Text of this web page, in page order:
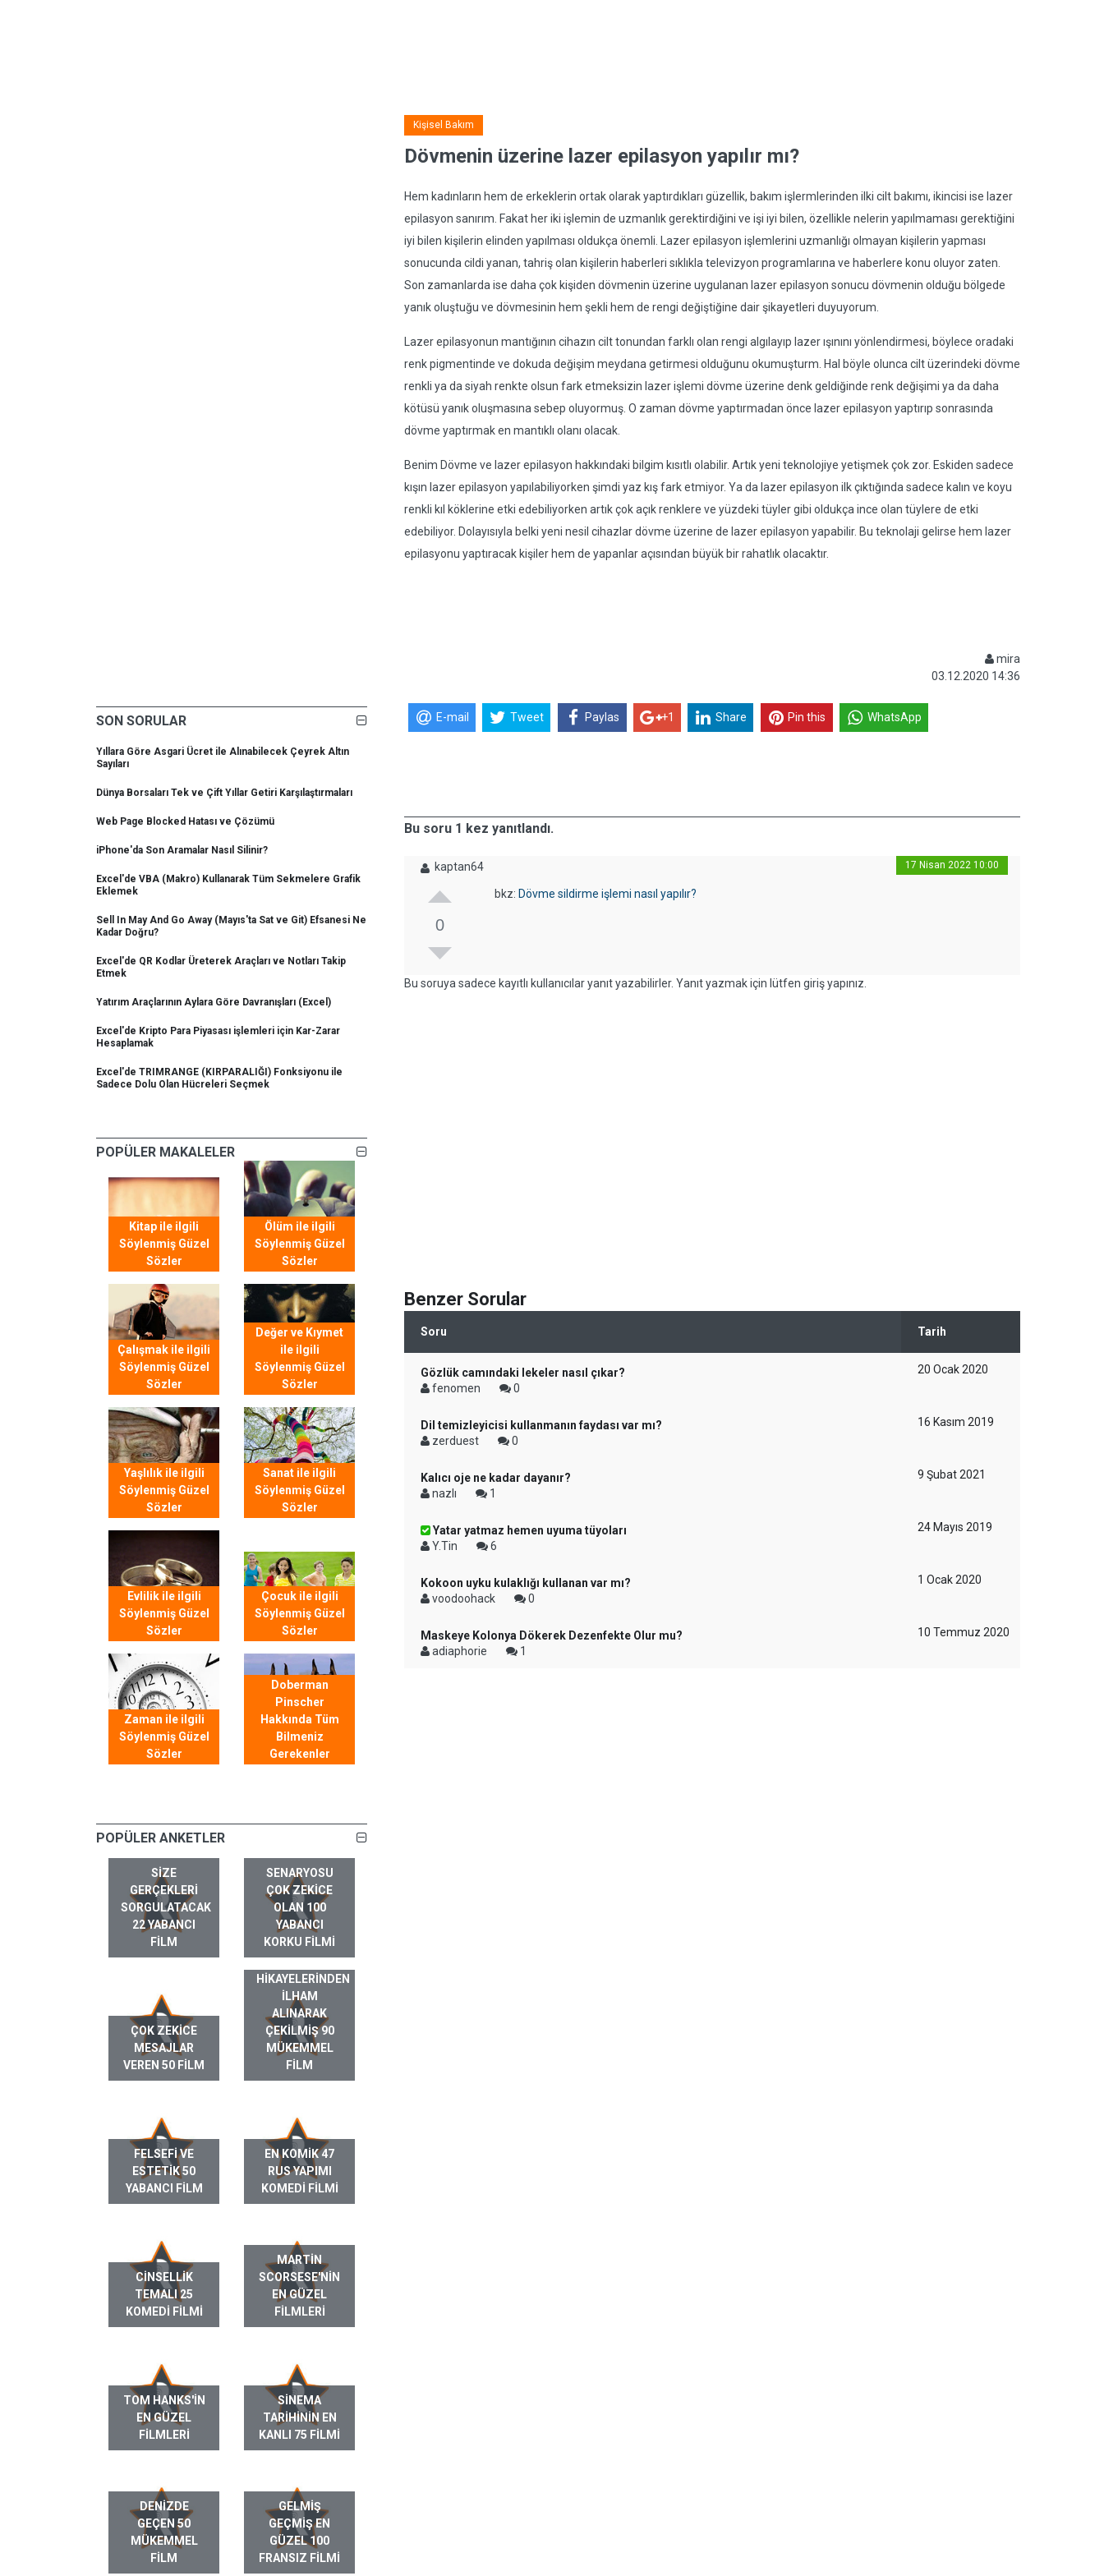
SON SORULAR
Yıllara Göre Asgari Ücret ile Alınabilecek Çeyrek Altın
Sayıları
Dünya Borsaları Tek ve Çift Yıllar Getiri Karşılaştırmaları
Web Page Blocked Hatası ve Çözümü
iPhone'da Son Aramalar Nasıl Silinir?
Excel'de VBA (Makro) Kullanarak Tüm Sekmelere Grafik
Eklemek
Sell In May And Go Away (Mayıs'ta Sat ve Git) Efsanesi Ne
Kadar Doğru?
Excel'de QR Kodlar Üreterek Araçları ve Notları Takip
Etmek
Yatırım Araçlarının Aylara Göre Davranışları (Excel)
Excel'de Kripto Para Piyasası işlemleri için Kar-Zarar
Hesaplamak
Excel'de TRIMRANGE (KIRPARALIĞI) Fonksiyonu ile
Sadece Dolu Olan Hücreleri Seçmek
POPÜLER MAKALELER
Kitap ile ilgili
Söylenmiş Güzel
Sözler
Ölüm ile ilgili
Söylenmiş Güzel
Sözler
Çalışmak ile ilgili
Söylenmiş Güzel
Sözler
Değer ve Kıymet
ile ilgili
Söylenmiş Güzel
Sözler
Yaşlılık ile ilgili
Söylenmiş Güzel
Sözler
Sanat ile ilgili
Söylenmiş Güzel
Sözler
Evlilik ile ilgili
Söylenmiş Güzel
Sözler
Çocuk ile ilgili
Söylenmiş Güzel
Sözler
Zaman ile ilgili
Söylenmiş Güzel
Sözler
Doberman
Pinscher
Hakkında Tüm
Bilmeniz
Gerekenler
POPÜLER ANKETLER
SIZE
GERÇEKLERI
SORGULATACAK
22 YABANCI
FILM
SENARYOSU
ÇOK ZEKICE
OLAN 100
YABANCI
KORKU FILMI
ÇOK ZEKICE
MESAJLAR
VEREN 50 FILM
GERÇEK HAYAT
HIKAYELERINDEN
ILHAM
ALINARAK
ÇEKILMIŞ 90
MÜKEMMEL
FILM
FELSEFI VE
ESTETIK 50
YABANCI FILM
EN KOMIK 47
RUS YAPIMI
KOMEDI FILMI
CINSELLIK
TEMALI 25
KOMEDI FILMI
MARTIN
SCORSESE'NIN
EN GÜZEL
FILMLERI
TOM HANKS'IN
EN GÜZEL
FILMLERI
SINEMA
TARIHININ EN
KANLI 75 FILMI
DENIZDE
GEÇEN 50
MÜKEMMEL
FILM
GELMIŞ
GEÇMIŞ EN
GÜZEL 100
FRANSIZ FILMI
Kişisel Bakım
Dövmenin üzerine lazer epilasyon yapılır mı?
Hem kadınların hem de erkeklerin ortak olarak yaptırdıkları güzellik, bakım işlermlerinden ilki cilt bakımı, ikincisi ise lazer
epilasyon sanırım. Fakat her iki işlemin de uzmanlık gerektirdiğini ve işi iyi bilen, özellikle nelerin yapılmaması gerektiğini
iyi bilen kişilerin elinden yapılması oldukça önemli. Lazer epilasyon işlemlerini uzmanlığı olmayan kişilerin yapması
sonucunda cildi yanan, tahriş olan kişilerin haberleri sıklıkla televizyon programlarına ve haberlere konu oluyor zaten.
Son zamanlarda ise daha çok kişiden dövmenin üzerine uygulanan lazer epilasyon sonucu dövmenin olduğu bölgede
yanık oluştuğu ve dövmesinin hem şekli hem de rengi değiştiğine dair şikayetleri duyuyorum.
Lazer epilasyonun mantığının cihazın cilt tonundan farklı olan rengi algılayıp lazer ışınını yönlendirmesi, böylece oradaki
renk pigmentinde ve dokuda değişim meydana getirmesi olduğunu okumuşturm. Hal böyle olunca cilt üzerindeki dövme
renkli ya da siyah renkte olsun fark etmeksizin lazer işlemi dövme üzerine denk geldiğinde renk değişimi ya da daha
kötüsü yanık oluşmasına sebep oluyormuş. O zaman dövme yaptırmadan önce lazer epilasyon yaptırıp sonrasında
dövme yaptırmak en mantıklı olanı olacak.
Benim Dövme ve lazer epilasyon hakkındaki bilgim kısıtlı olabilir. Artık yeni teknolojiye yetişmek çok zor. Eskiden sadece
kışın lazer epilasyon yapılabiliyorken şimdi yaz kış fark etmiyor. Ya da lazer epilasyon ilk çıktığında sadece kalın ve koyu
renkli kıl köklerine etki edebiliyorken artık çok açık renklere ve yüzdeki tüyler gibi oldukça ince olan tüylere de etki
edebiliyor. Dolayısıyla belki yeni nesil cihazlar dövme üzerine de lazer epilasyon yapabilir. Bu teknolaji gelirse hem lazer
epilasyonu yaptıracak kişiler hem de yapanlar açısından büyük bir rahatlık olacaktır.
mira
03.12.2020 14:36
E-mail Tweet Paylas +1 Share Pin this WhatsApp
Bu soru 1 kez yanıtlandı.
kaptan64 17 Nisan 2022 10:00
0
bkz: Dövme sildirme işlemi nasıl yapılır?
Bu soruya sadece kayıtlı kullanıcılar yanıt yazabilirler. Yanıt yazmak için lütfen giriş yapınız.
Benzer Sorular
Soru Tarih
Gözlük camındaki lekeler nasıl çıkar?
fenomen
0
20 Ocak 2020
Dil temizleyicisi kullanmanın faydası var mı?
zerduest
0
16 Kasım 2019
Kalıcı oje ne kadar dayanır?
nazlı
1
9 Şubat 2021
Yatar yatmaz hemen uyuma tüyoları
Y.Tin
6
24 Mayıs 2019
Kokoon uyku kulaklığı kullanan var mı?
voodoohack
0
1 Ocak 2020
Maskeye Kolonya Dökerek Dezenfekte Olur mu?
adiaphorie
1
10 Temmuz 2020